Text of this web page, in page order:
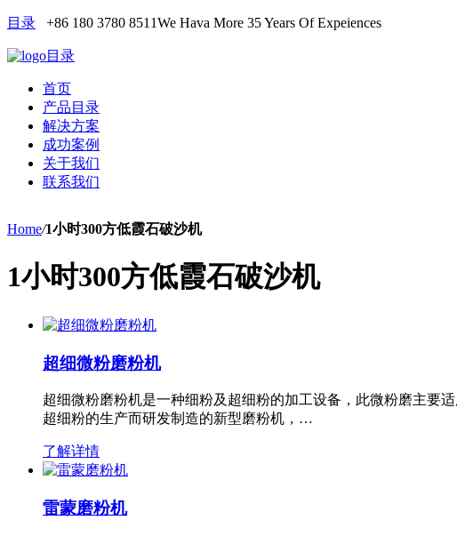
目录 +86 180 3780 8511We Hava More 35 Years Of Expeiences
目录
首页
产品目录
解决方案
成功案例
关于我们
联系我们
Home/1小时300方低霞石破沙机
1小时300方低霞石破沙机
超细微粉磨粉机
超细微粉磨粉机是一种细粉及超细粉的加工设备，此微粉磨主要
超细粉的生产而研发制造的新型磨粉机，…
了解详情
雷蒙磨粉机